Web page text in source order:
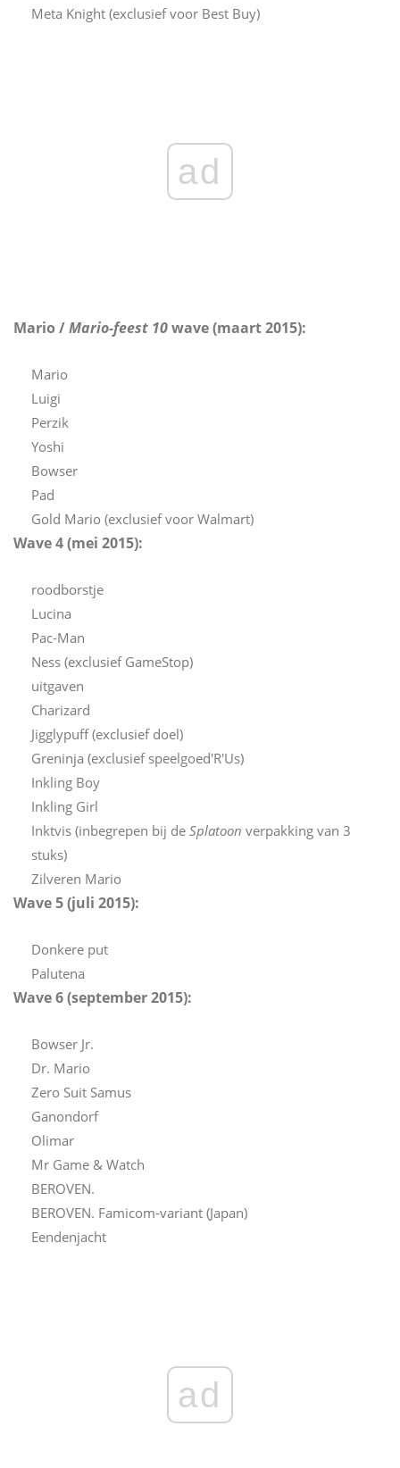
Meta Knight (exclusief voor Best Buy)
ad
Mario /Mario-feest 10wave (maart 2015):
Mario
Luigi
Perzik
Yoshi
Bowser
Pad
Gold Mario (exclusief voor Walmart)
Wave 4 (mei 2015):
roodborstje
Lucina
Pac-Man
Ness (exclusief GameStop)
uitgaven
Charizard
Jigglypuff (exclusief doel)
Greninja (exclusief speelgoed'R'Us)
Inkling Boy
Inkling Girl
Inktvis (inbegrepen bij de Splatoon verpakking van 3
stuks)
Zilveren Mario
Wave 5 (juli 2015):
Donkere put
Palutena
Wave 6 (september 2015):
Bowser Jr.
Dr. Mario
Zero Suit Samus
Ganondorf
Olimar
Mr Game & Watch
BEROVEN.
BEROVEN. Famicom-variant (Japan)
Eendenjacht
ad